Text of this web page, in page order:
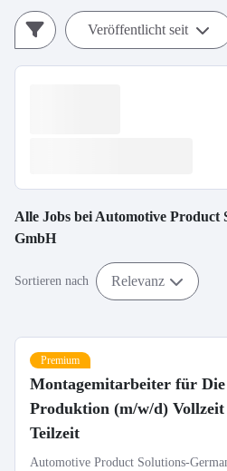
Veröffentlicht seit
Alle Jobs bei Automotive Product
GmbH
Sortieren nach Relevanz
Premium
Montagemitarbeiter für Die
Produktion (m/w/d)
Teilzeit
Automotive Product Solutions-